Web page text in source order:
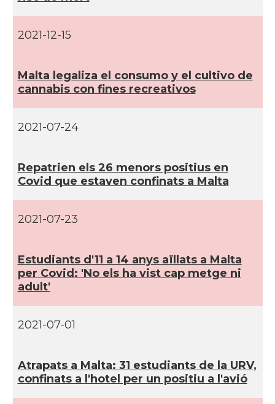
2021-12-15
Malta legaliza el consumo y el cultivo de
cannabis con fines recreativos
2021-07-24
Repatrien els 26 menors positius en
Covid que estaven confinats a Malta
2021-07-23
Estudiants d'11 a 14 anys aïllats a Malta
per Covid: 'No els ha vist cap metge ni
adult'
2021-07-01
Atrapats a Malta: 31 estudiants de la URV,
confinats a l'hotel per un positiu a l'avió